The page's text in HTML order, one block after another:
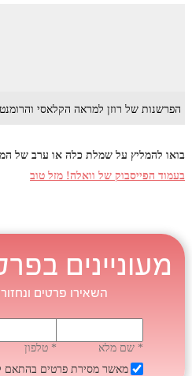
הפרשנות של רוזן למראה הקלאסי
בואו להמליץ על שמלת כלה או ערב של
בעמוד הפייסבוק של וואלה! מזל טוב
מעוניינים
השאירו פרטים
* שם מלא
* טלפון
מאשר מסירת פרטים בהתאם